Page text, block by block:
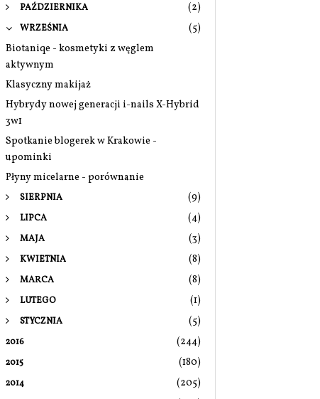
PAŹDZIERNIKA (2)
WRZEŚNIA
(5)
Biotaniqe - kosmetyki z węglem
aktywnym
Klasyczny makijaż
Hybrydy nowej generacji i-nails X-Hybrid
3w1
Spotkanie blogerek w Krakowie -
upominki
Płyny micelarne - porównanie
SIERPNIA (9)
LIPCA (4)
MAJA (3)
KWIETNIA (8)
MARCA (8)
LUTEGO (1)
STYCZNIA (5)
2016 (244)
2015 (180)
2014 (205)